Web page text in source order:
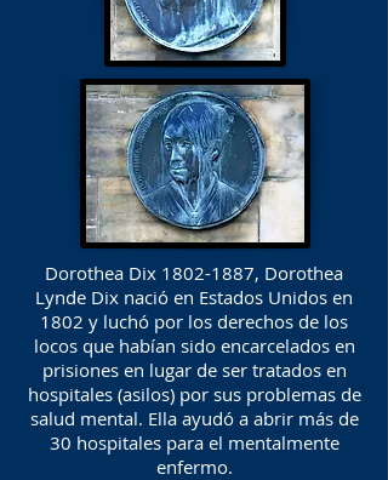
Dorothea Dix 1802-1887, Dorothea
Lynde Dix nació en Estados Unidos en
1802 y luchó por los derechos de los
locos que habían sido encarcelados en
prisiones en lugar de ser tratados en
hospitales (asilos) por sus problemas de
salud mental. Ella ayudó a abrir más de
30 hospitales para el mentalmente
enfermo.